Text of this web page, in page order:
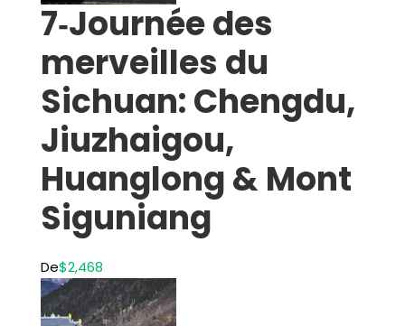
7‑Journée des
merveilles du
Sichuan: Chengdu,
Jiuzhaigou,
Huanglong & Mont
Siguniang
De$2,468